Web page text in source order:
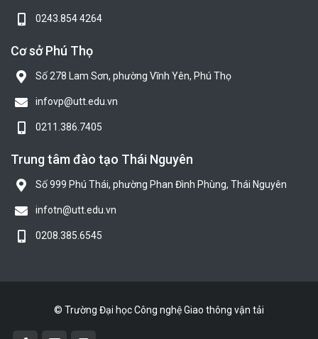
0243.854 4264
Cơ sở Phú Thọ
Số 278 Lam Sơn, phường Vĩnh Yên, Phú Thọ
infovp@utt.edu.vn
0211.386.7405
Trung tâm đào tạo Thái Nguyên
Số 999 Phú Thái, phường Phan Đình Phùng, Thái Nguyên
infotn@utt.edu.vn
0208.385.6545
© Trường Đại học Công nghệ Giao thông vận tải